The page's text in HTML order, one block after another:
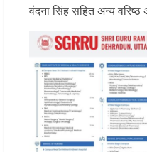
वंदना सिंह सहित अन्य